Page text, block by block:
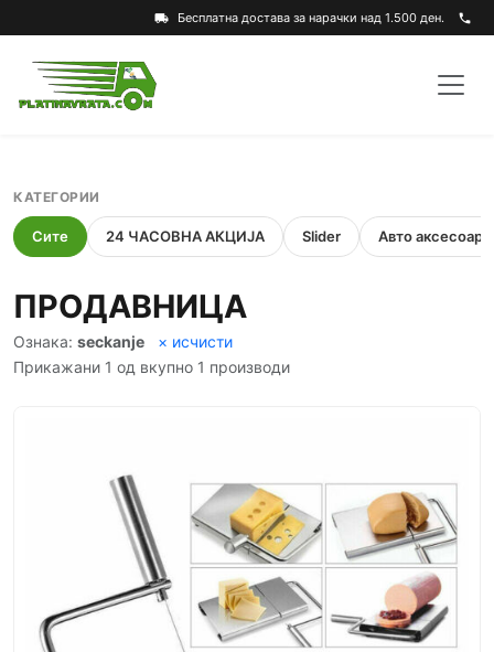
local_shipping Бесплатна достава за нарачки над 1.500 ден. phone
КАТЕГОРИИ
Сите 24 ЧАСОВНА АКЦИЈА Slider Авто аксесоари
ПРОДАВНИЦА
Ознака: seckanje
× исчисти
Прикажани 1 од вкупно 1 производи